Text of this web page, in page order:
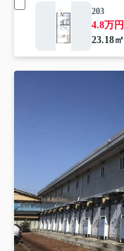
203
4.8万円
23.18㎡